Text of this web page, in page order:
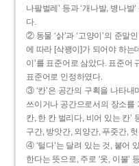
나팔벌레’ 등과 ‘개나발, 병나
다.
② 동물 ‘삵’과 ‘고양이’의 준말
에 따라 [삭꽹이]가 되어야 하는
이’를 표준어로 삼았다. 표준어
표준어로 인정하였다.
③ ‘칸’은 공간의 구획을 나타내
쓰이거나 공간으로서의 장소를
칸, 한 칸 벌리다, 비어 있는 칸’
구간, 방앗간, 외양간, 푸줏간, 헛
④ ‘털다’는 달려 있는 것, 붙어
한다는 뜻으로, 주로 ‘옷, 이불’